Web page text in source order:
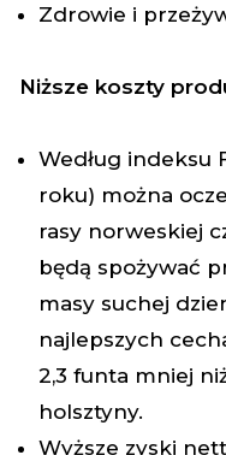
Zdrowie i
Niższe koszty
Według indeksu
roku) można
rasy norweskiej
będą spożywać
masy suchej
najlepszych
2,3 funta mniej
holsztyny.
Wyższe zyski